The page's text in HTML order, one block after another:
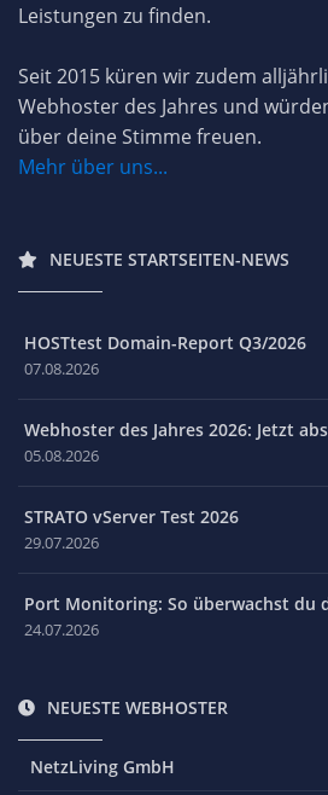
Leistungen zu finden.
Seit 2015 küren wir zudem
Webhoster des Jahres und
über deine Stimme freuen.
Mehr über uns...
NEUESTE STARTSEITEN-NEWS
HOSTtest Domain-Report Q3/2026
07.08.2026
Webhoster des Jahres 2026: Jetzt
05.08.2026
STRATO vServer Test 2026
29.07.2026
Port Monitoring: So überwachst du
24.07.2026
NEUESTE WEBHOSTER
NetzLiving GmbH